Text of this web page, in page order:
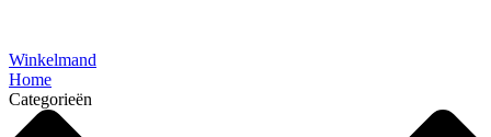
Winkelmand
Home
Categorieën